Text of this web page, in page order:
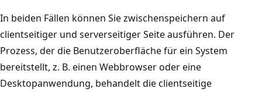
In beiden Fällen können Sie zwischenspeichern auf
clientseitiger und serverseitiger Seite ausführen. Der
Prozess, der die Benutzeroberfläche für ein System
bereitstellt, z. B. einen Webbrowser oder eine
Desktopanwendung, behandelt die clientseitige